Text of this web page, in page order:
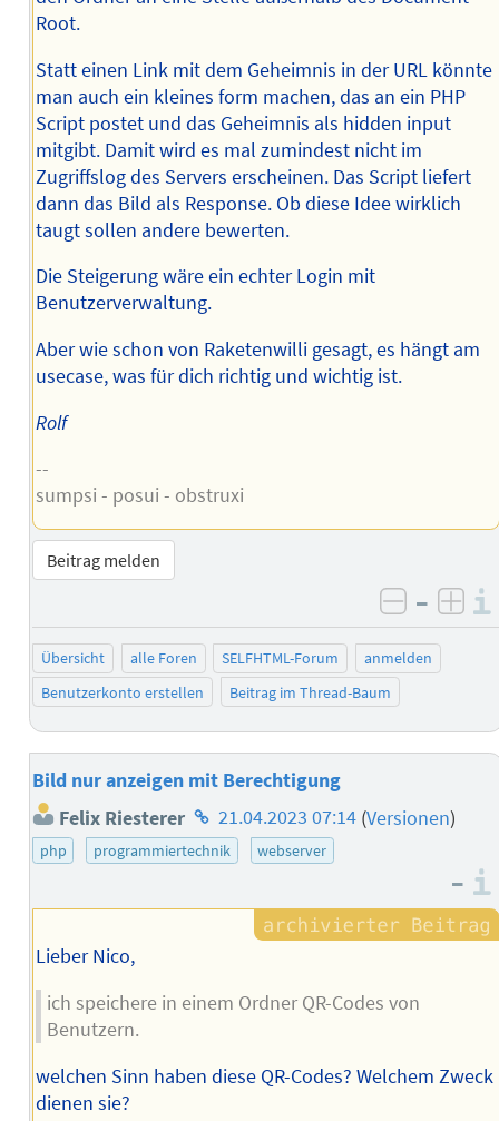
Root.
Statt einen Link mit dem Geheimnis in der URL könnte
man auch ein kleines form machen, das an ein PHP
Script postet und das Geheimnis als hidden input
mitgibt. Damit wird es mal zumindest nicht im
Zugriffslog des Servers erscheinen. Das Script liefert
dann das Bild als Response. Ob diese Idee wirklich
taugt sollen andere bewerten.
Die Steigerung wäre ein echter Login mit
Benutzerverwaltung.
Aber wie schon von Raketenwilli gesagt, es hängt am
usecase, was für dich richtig und wichtig ist.
Rolf
--
sumpsi - posui - obstruxi
Beitrag melden
negativ
–
Übersicht alle Foren SELFHTML-Forum
anmelden
Benutzerkonto erstellen
Beitrag im Thread-Baum
Bild nur anzeigen mit Berechtigung
Felix Riesterer Homepage
des
21.04.2023 07:14 (Versionen)
php programmiertechnik webserver
–
Lieber Nico,
ich speichere in einem Ordner QR-Codes von
Benutzern.
welchen Sinn haben diese QR-Codes? Welchem Zweck
dienen sie?